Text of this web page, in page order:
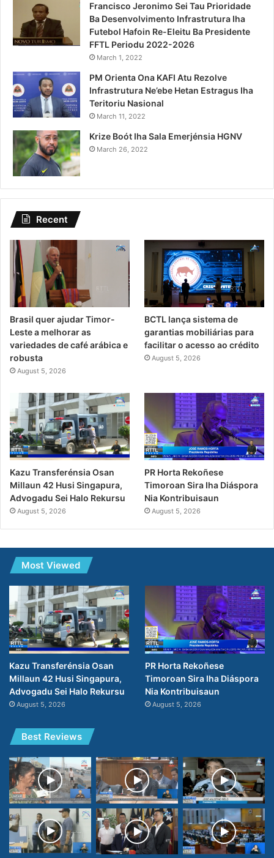
Francisco Jeronimo Sei Tau Prioridade
Ba Desenvolvimento Infrastrutura Iha
Futebol Hafoin Re-Eleitu Ba Presidente
FFTL Periodu 2022-2026
March 1, 2022
PM Orienta Ona KAFI Atu Rezolve
Infrastrutura Ne’ebe Hetan Estragus Iha
Teritoriu Nasional
March 11, 2022
Krize Boót Iha Sala Emerjénsia HGNV
March 26, 2022
Recent
Brasil quer ajudar Timor-
Leste a melhorar as
variedades de café arábica e
robusta
August 5, 2026
BCTL lança sistema de
garantias mobiliárias para
facilitar o acesso ao crédito
August 5, 2026
Kazu Transferénsia Osan
Millaun 42 Husi Singapura,
Advogadu Sei Halo Rekursu
August 5, 2026
PR Horta Rekoñese
Timoroan Sira Iha Diáspora
Nia Kontribuisaun
August 5, 2026
Most Viewed
Kazu Transferénsia Osan
Millaun 42 Husi Singapura,
Advogadu Sei Halo Rekursu
August 5, 2026
PR Horta Rekoñese
Timoroan Sira Iha Diáspora
Nia Kontribuisaun
August 5, 2026
Best Reviews